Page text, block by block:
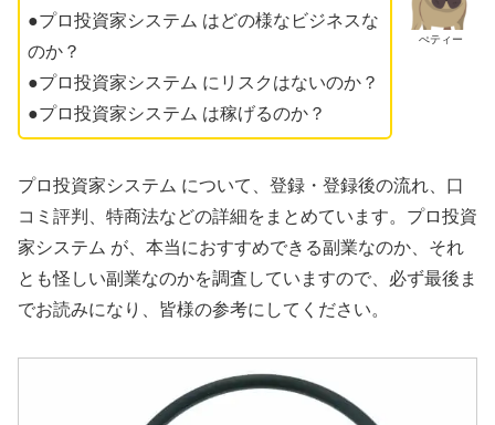
ぺティー
●プロ投資家システム はどの様なビジネスな
のか？
●プロ投資家システム にリスクはないのか？
●プロ投資家システム は稼げるのか？
プロ投資家システム について、登録・登録後の流れ、口
コミ評判、特商法などの詳細をまとめています。プロ投資
家システム が、本当におすすめできる副業なのか、それ
とも怪しい副業なのかを調査していますので、必ず最後ま
でお読みになり、皆様の参考にしてください。